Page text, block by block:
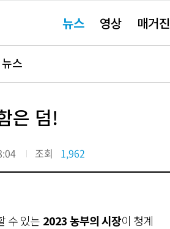
요뉴스 영상 매거진
스
은 덤!
조회 1,962
수 있는 2023 농부의 시장이 청계